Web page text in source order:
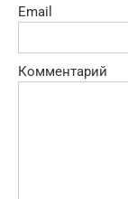
Email
Комментарий